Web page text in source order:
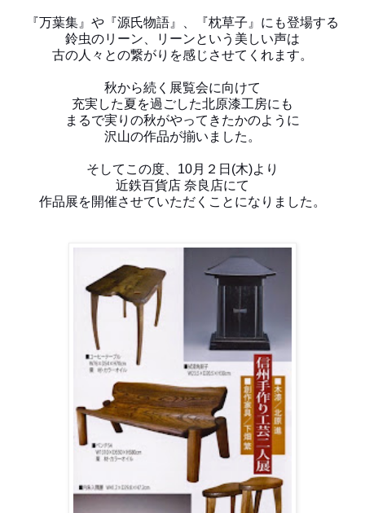
『万葉集』や『源氏物語』、『枕草子』にも登場する
鈴虫のリーン、リーンという美しい声は
古の人々との繋がりを感じさせてくれます。
秋から続く展覧会に向けて
充実した夏を過ごした北原漆工房にも
まるで実りの秋がやってきたかのように
沢山の作品が揃いました。
そしてこの度、10月２日(木)より
近鉄百貨店 奈良店にて
作品展を開催させていただくことになりました。